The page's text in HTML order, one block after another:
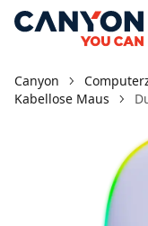
Canyon
Kabellose Maus